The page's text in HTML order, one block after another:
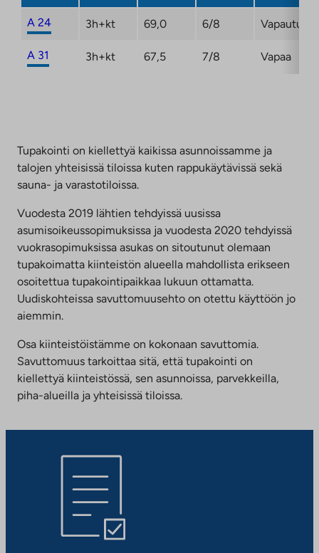
A 24 3h+kt 69,0 6/8
A 31 3h+kt 67,5 7/8 Vapaa
Tupakointi on kiellettyä kaikissa asunnoissamme ja
talojen yhteisissä tiloissa kuten rappukäytävissä sekä
sauna- ja varastotiloissa.
Vuodesta 2019 lähtien tehdyissä uusissa
asumisoikeussopimuksissa ja vuodesta 2020 tehdyissä
vuokrasopimuksissa asukas on sitoutunut olemaan
tupakoimatta kiinteistön alueella mahdollista erikseen
osoitettua tupakointipaikkaa lukuun ottamatta.
Uudiskohteissa savuttomuusehto on otettu käyttöön jo
aiemmin.
Osa kiinteistöistämme on kokonaan savuttomia.
Savuttomuus tarkoittaa sitä, että tupakointi on
kiellettyä kiinteistössä, sen asunnoissa, parvekkeilla,
piha-alueilla ja yhteisissä tiloissa.